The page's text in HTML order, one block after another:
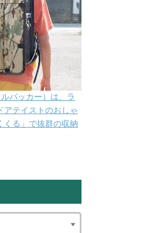
パッカー）は、ラ
アテイストのおしゃ
くる」で抜群の収納